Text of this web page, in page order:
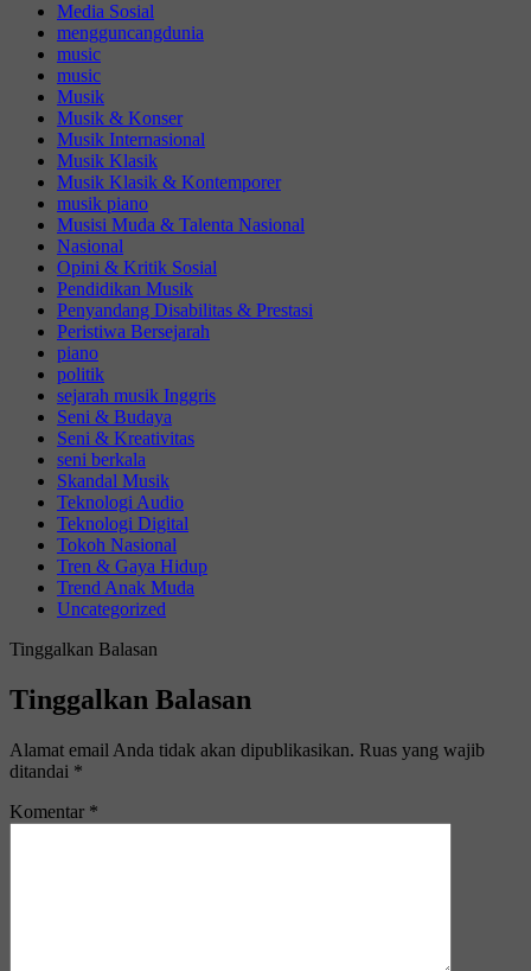
Media Sosial
mengguncangdunia
music
music
Musik
Musik & Konser
Musik Internasional
Musik Klasik
Musik Klasik & Kontemporer
musik piano
Musisi Muda & Talenta Nasional
Nasional
Opini & Kritik Sosial
Pendidikan Musik
Penyandang Disabilitas & Prestasi
Peristiwa Bersejarah
piano
politik
sejarah musik Inggris
Seni & Budaya
Seni & Kreativitas
seni berkala
Skandal Musik
Teknologi Audio
Teknologi Digital
Tokoh Nasional
Tren & Gaya Hidup
Trend Anak Muda
Uncategorized
Tinggalkan Balasan
Tinggalkan Balasan
Alamat email Anda tidak akan dipublikasikan. Ruas yang wajib
ditandai *
Komentar *